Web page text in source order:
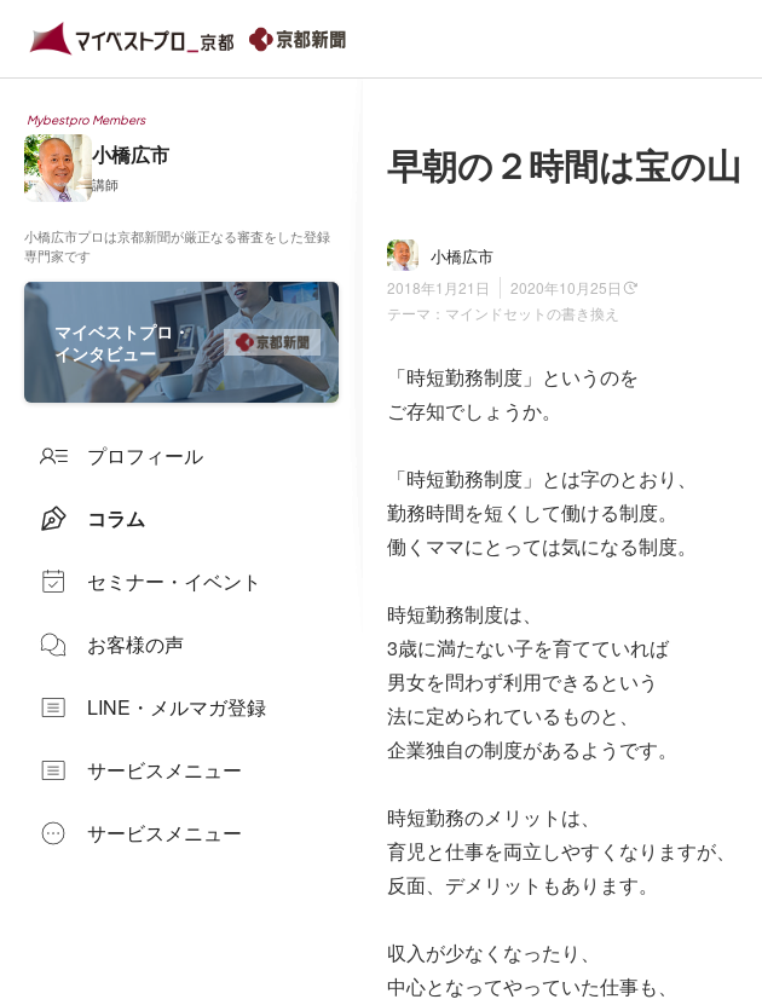
Mybestpro Members
小橋広市
講師
小橋広市プロは京都新聞が厳正なる審査をした登録
専門家です
マイベストプロ・
インタビュー
プロフィール
コラム
セミナー・イベント
お客様の声
LINE・メルマガ登録
サービスメニュー
サービスメニュー
早朝の２時間は宝の山
小橋広市
2018年1月21日
2020年10月25日
テーマ： マインドセットの書き換え
「時短勤務制度」というのを
ご存知でしょうか。
「時短勤務制度」とは字のとおり、
勤務時間を短くして働ける制度。
働くママにとっては気になる制度。
時短勤務制度は、
3歳に満たない子を育てていれば
男女を問わず利用できるという
法に定められているものと、
企業独自の制度があるようです。
時短勤務のメリットは、
育児と仕事を両立しやすくなりますが、
反面、デメリットもあります。
収入が少なくなったり、
中心となってやっていた仕事も、